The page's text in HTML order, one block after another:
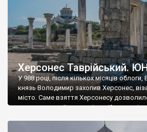
Херсонес Таврійський.
У 988 році, після кількох місяців
князь Володимир захопив Херсонес,
місто. Саме взяття Херсонесу
диктувати свої умови візантійському
Херсонесі Володимир-язичник, став